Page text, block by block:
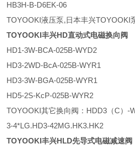
HB3H-B-D6EK-06
TOYOOKI液压泵,日本丰兴TOYOOKI
TOYOOKI丰兴HD直动式电磁换向阀
HD1-3W-BCA-025B-WYD2
HD3-2WD-BcA-025B-WYR1
HD3-3W-BGA-025B-WYR1
HD5-2S-KcP-025B-WYR2
TOYOOKI其它换向阀：HDD3（C）-
3-4*LG.HD3-42MG.HK3.HK2
TOYOOKI丰兴HLD先导式电磁减速阀